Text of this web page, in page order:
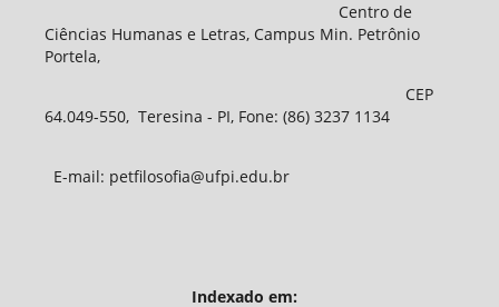
Centro de
Ciências Humanas e Letras, Campus Min. Petrônio
Portela,
CEP
64.049-550, Teresina - PI, Fone: (86) 3237 1134
E-mail: petfilosofia@ufpi.edu.br
Indexado em: